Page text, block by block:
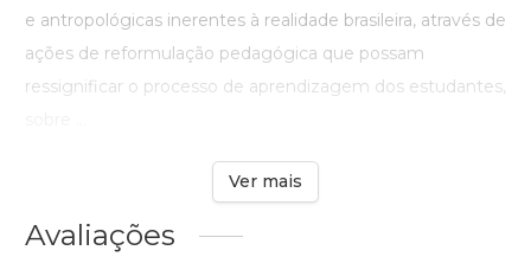
e antropológicas inerentes à realidade brasileira, através de
ações de reformulação pedagógica que possam
ressignificar o processo de aprendizagem dos estudantes,
Ver mais
Avaliações